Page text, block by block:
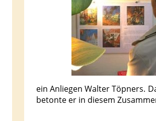
ein Anliegen Walter Töpners.
betonte er in diesem